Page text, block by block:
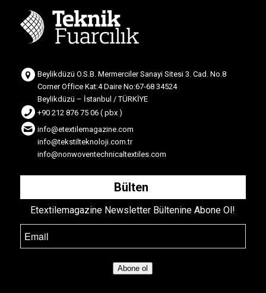
Beylikdüzü O.S.B. Mermerciler Sanayi Sitesi 3. Cad. No.8
Corner Office Kat:4 Daire No:67-68 34524
Beylikdüzü – İstanbul / TÜRKİYE
+90 212 876 75 06 ( pbx )
info@etextilemagazine.com
info@tekstilteknoloji.com.tr
info@nonwoventechnicaltextiles.com
Bülten
Etextilemagazine Newsletter Bültenine Abone Ol!
Abone ol